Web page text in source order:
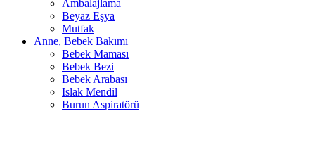
Ambalajlama
Beyaz Eşya
Mutfak
Anne, Bebek Bakımı
Bebek Maması
Bebek Bezi
Bebek Arabası
Islak Mendil
Burun Aspiratörü